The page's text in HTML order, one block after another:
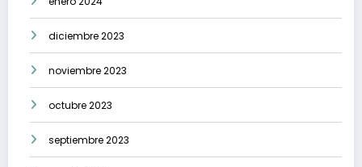
diciembre 2023
noviembre 2023
octubre 2023
septiembre 2023